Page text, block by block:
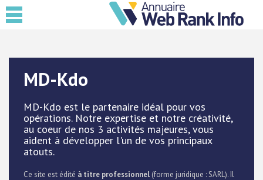
MD-Kdo
MD-Kdo est le partenaire idéal pour vos
opérations. Notre expertise et notre créativité,
au coeur de nos 3 activités majeures, vous
aident à développer l'un de vos principaux
atouts.
Ce site est édité à titre professionnel (forme juridique : SARL). Il